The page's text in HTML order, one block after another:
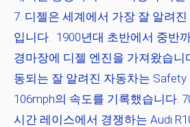
디젤은 세계에서 가장 잘 알려
입니다. 1900년대 초반에서 중반
경마장에 디젤 엔진을 가져왔습니
동되는 잘 알려진 자동차는 Safety
106mph의 속도를 기록했습니다.
시간 레이스에서 경쟁하는 Audi